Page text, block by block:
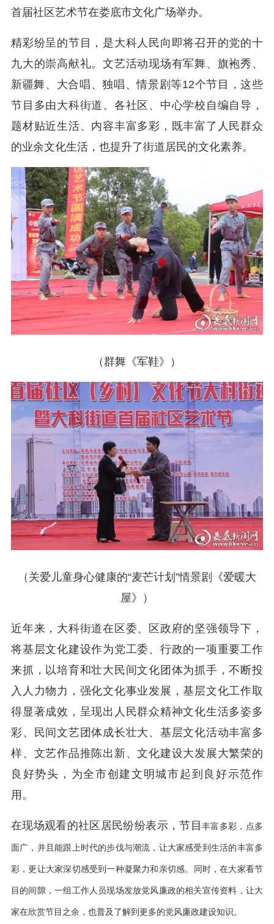
首届社区艺术节在娄底市文化广场举办。
精彩纷呈的节目，是大科人民向即将召开的党的十
九大的崇高献礼。文艺活动现场有军舞、旗袍秀、
新疆舞、大合唱、独唱、情景剧等12个节目，这些
节目多由大科街道、各社区、中心学校自编自导，
题材贴近生活、内容丰富多彩，既丰富了人民群众
的业余文化生活，也提升了街道居民的文化素养。
（群舞《军鞋》）
（关爱儿童身心健康的“麦芒计划”情景剧《爱暖大
屋》）
近年来，大科街道在区委、区政府的坚强领导下，
将基层文化建设作为党工委、行政的一项重要工作
来抓，以培育和壮大民间文化团体为抓手，不断投
入人力物力，强化文化事业发展，基层文化工作取
得显著成效，呈现出人民群众精神文化生活多姿多
彩、民间文艺团体成长壮大、基层文化活动丰富多
样、文艺作品推陈出新、文化建设大发展大繁荣的
良好势头，为全市创建文明城市起到良好示范作
用。
在现场观看的社区居民纷纷表示，节目丰富多彩，点多
面广，并且能跟上时代的步伐与潮流，让大家感受到生活的丰富多
彩，更让大家深切感受到一种凝聚力和亲切感。 同时，在大家看节
目的间隙，一组工作人员现场发放党风廉政的相关宣传资料，让大
家在欣赏节目之余，也普及了解到更多的党风廉政建设知识。